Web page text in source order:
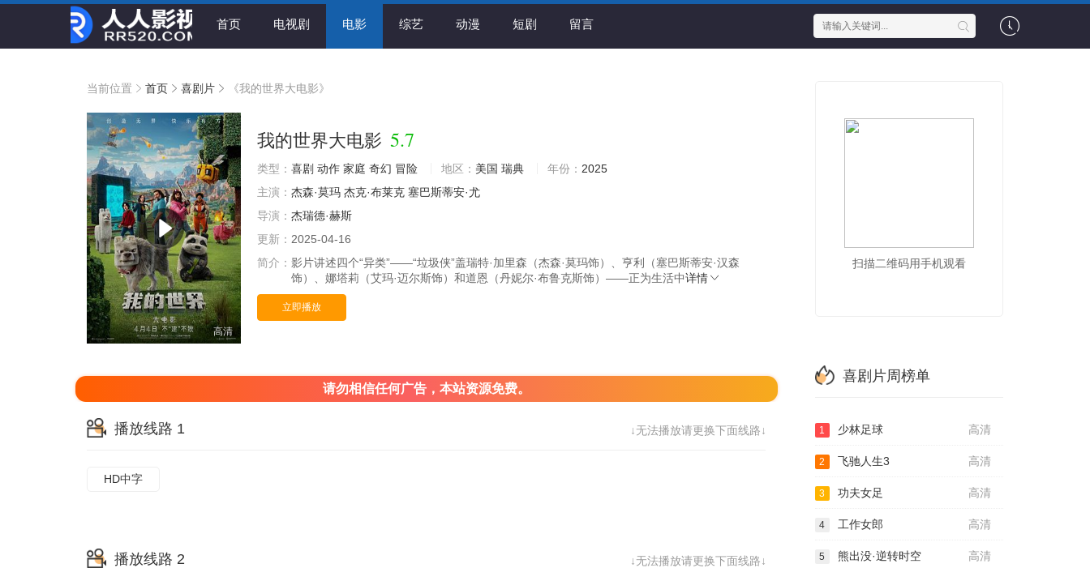
首页 电视剧 电影 综艺 动漫 短剧 留言
当前位置 首页 喜剧片 《我的世界大电影》
高清
我的世界大电影 5.7
类型： 喜剧 动作 家庭 奇幻 冒险 地区： 美国 瑞典 年份： 2025
主演： 杰森·莫玛 杰克·布莱克 塞巴斯蒂安·尤
导演： 杰瑞德·赫斯
更新： 2025-04-16
简介： 影片讲述四个“异类”——“垃圾侠”盖瑞特·加里森（杰森·莫玛饰）、亨利（塞巴斯蒂安·汉森
饰）、娜塔莉（艾玛·迈尔斯饰）和道恩（丹妮尔·布鲁克斯饰）——正为生活中详情
立即播放
请勿相信任何广告，本站资源免费。
↓无法播放请更换下面线路↓
播放线路 1
HD中字
↓无法播放请更换下面线路↓
播放线路 2
扫描二维码用手机观看
喜剧片周榜单
高清
1 少林足球
高清
2 飞驰人生3
高清
3 功夫女足
高清
4 工作女郎
高清
5 熊出没·逆转时空